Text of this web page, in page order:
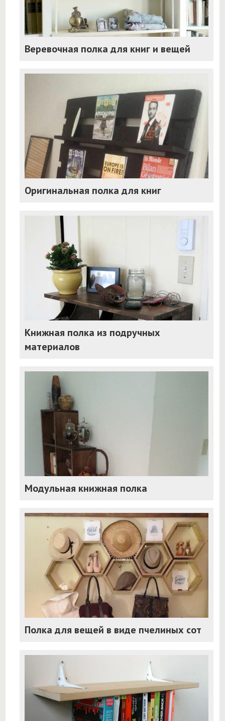
Веревочная полка для книг и вещей
Оригинальная полка для книг
Книжная полка из подручных
материалов
Модульная книжная полка
Полка для вещей в виде пчелиных сот